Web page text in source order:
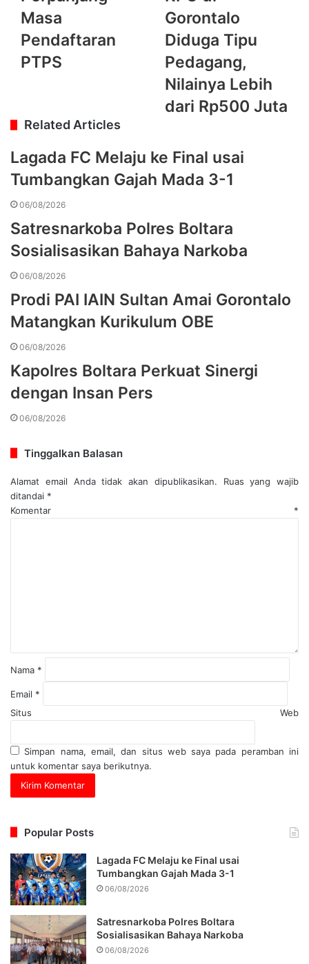
Masa
Pendaftaran
PTPS
Gorontalo
Diduga Tipu
Pedagang,
Nilainya Lebih
dari Rp500 Juta
Related Articles
Lagada FC Melaju ke Final usai
Tumbangkan Gajah Mada 3-1
06/08/2026
Satresnarkoba Polres Boltara
Sosialisasikan Bahaya Narkoba
06/08/2026
Prodi PAI IAIN Sultan Amai Gorontalo
Matangkan Kurikulum OBE
06/08/2026
Kapolres Boltara Perkuat Sinergi
dengan Insan Pers
06/08/2026
Tinggalkan Balasan
Alamat email Anda tidak akan dipublikasikan.
Ruas yang wajib
ditandai *
Komentar *
Nama *
Email *
Situs Web
Simpan nama, email, dan situs web saya pada peramban ini
untuk komentar saya berikutnya.
Popular Posts
Lagada FC Melaju ke Final usai
Tumbangkan Gajah Mada 3-1
06/08/2026
Satresnarkoba Polres Boltara
Sosialisasikan Bahaya Narkoba
06/08/2026